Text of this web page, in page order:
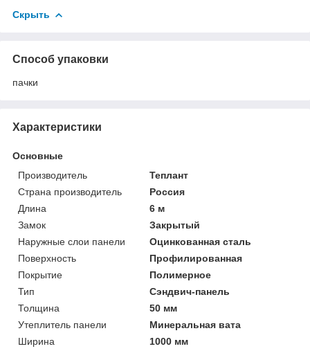
Скрыть
Способ упаковки
пачки
Характеристики
Основные
Производитель
Теплант
Страна производитель
Россия
Длина
6 м
Замок
Закрытый
Наружные слои панели
Оцинкованная сталь
Поверхность
Профилированная
Покрытие
Полимерное
Тип
Сэндвич-панель
Толщина
50 мм
Утеплитель панели
Минеральная вата
Ширина
1000 мм